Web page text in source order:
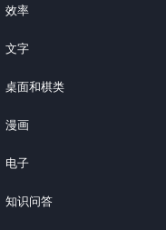
效率
文字
桌面和棋类
漫画
电子
知识问答